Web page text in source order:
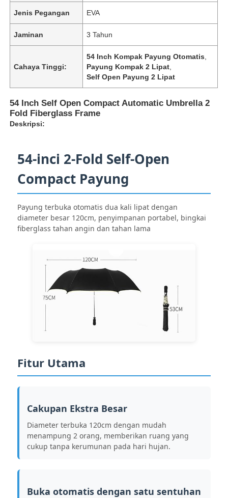
Rumah
Tentang kita
Hubungi kami
Semua Kasus
Jenis Pegangan EVA
Jaminan 3 Tahun
Cahaya Tinggi:
54 Inch Kompak Payung Otomatis
Payung Kompak 2 Lipat
Self Open Payung 2 Lipat
54 Inch Self Open Compact Automatic Umbrella 2
Fold Fiberglass Frame
Deskripsi:
54-inci 2-Fold Self-Open
Compact Payung
Payung terbuka otomatis dua kali lipat dengan
diameter besar 120cm, penyimpanan portabel, bingkai
fiberglass tahan angin dan tahan lama
Fitur Utama
Cakupan Ekstra Besar
Diameter terbuka 120cm dengan mudah
menampung 2 orang, memberikan ruang yang
cukup tanpa kerumunan pada hari hujan.
Buka otomatis dengan satu sentuhan